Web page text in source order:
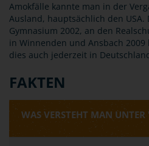
Amokfälle kannte man in der
Ausland, hauptsächlich den
Gymnasium 2002, an den
in Winnenden und Ansbach 2009
dies auch jederzeit in
FAKTEN
WAS VERSTEHT MAN